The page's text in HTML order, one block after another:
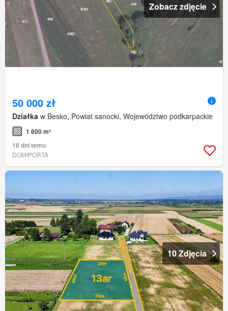
Zobacz zdjęcie
50 000 zł
Działka w Besko, Powiat sanocki, Województwo podkarpackie
1 600 m²
18 dni temu
DOMIPORTA
10 Zdjęcia